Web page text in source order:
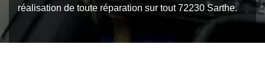
réalisation de toute réparation sur tout 72230 Sarthe.